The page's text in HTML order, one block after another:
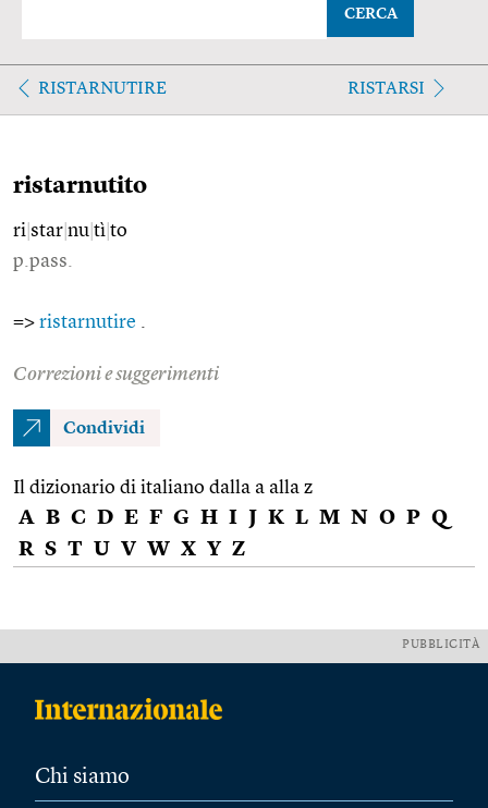
CERCA
RISTARNUTIRE RISTARSI
ristarnutito
ri star nu tì to
p.pass.
=> ristarnutire
Correzioni e suggerimenti
Condividi
Il dizionario di italiano dalla a alla z
A B C D E F G H I J K L M N O P Q
R S T U V W X Y Z
PUBBLICITÀ
Chi siamo